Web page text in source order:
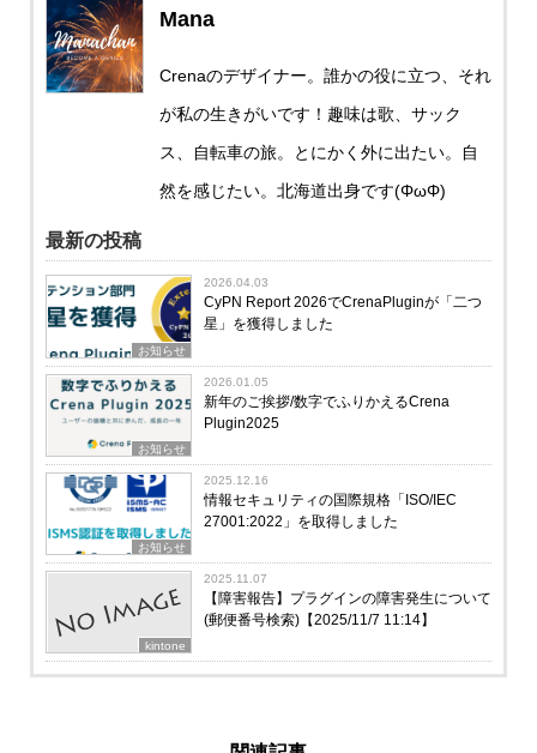
Mana
Crenaのデザイナー。誰かの役に立つ、それ
が私の生きがいです！趣味は歌、サック
ス、自転車の旅。とにかく外に出たい。自
然を感じたい。北海道出身です(ΦωΦ)
最新の投稿
お知らせ
2026.04.03
CyPN Report 2026でCrenaPluginが「二つ
星」を獲得しました
お知らせ
2026.01.05
新年のご挨拶/数字でふりかえるCrena
Plugin2025
お知らせ
2025.12.16
情報セキュリティの国際規格「ISO/IEC
27001:2022」を取得しました
kintone
2025.11.07
【障害報告】プラグインの障害発生について
(郵便番号検索)【2025/11/7 11:14】